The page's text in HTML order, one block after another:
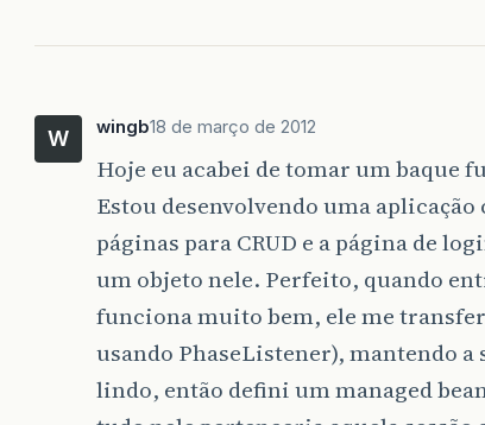
W wingb18 de março de 2012
Hoje eu acabei de tomar um baque
Estou desenvolvendo uma
páginas para CRUD e a página de
um objeto nele. Perfeito, quando
funciona muito bem, ele me
usando PhaseListener), mantendo a
lindo, então defini um managed